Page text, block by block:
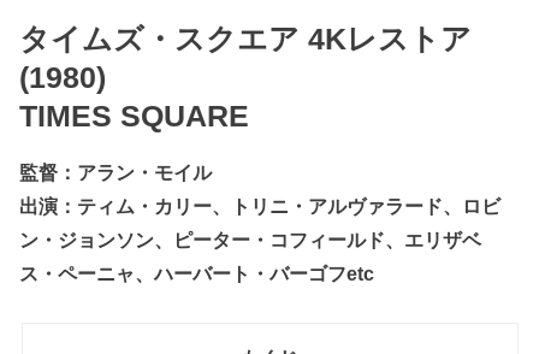
タイムズ・スクエア 4Kレストア
(1980)
TIMES SQUARE
監督：アラン・モイル
出演：ティム・カリー、トリニ・アルヴァラード、ロビ
ン・ジョンソン、ピーター・コフィールド、エリザベ
ス・ペーニャ、ハーバート・バーゴフetc